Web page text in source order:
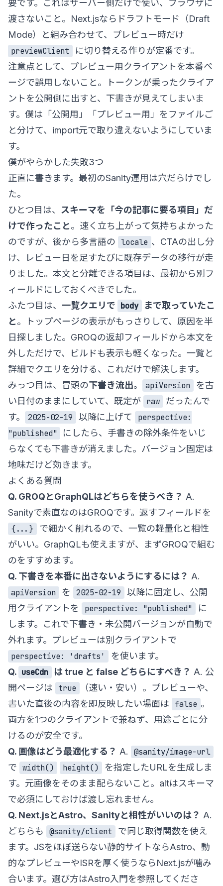
要です。これはサーバー側だけで使い、ブラウザに
渡さないこと。Next.jsならドラフトモード（Draft
Mode）と組み合わせて、プレビュー時だけ
previewClient
に切り替える作りが定番です。
注意点として、プレビュー用クライアントを本番ペ
ージで誤用しないこと。トークンが乗ったクライア
ントを公開側に出すと、下書きが見えてしまいま
す。僕は「公開用」「プレビュー用」をファイルご
と分けて、import元で取り違えないようにしていま
す。
僕がやらかした失敗3つ
正直に書きます。最初のSanity運用は穴だらけでし
た。
ひとつ目は、 スキーマを「今の記事に要る項目」だ
けで作ったこと。速く立ち上がって気持ちよかった
のですが、後から多言語の locale 、CTAの出し分
け、レビュー日を足すたびに既存データの移行が走
りました。本文と分離できる項目は、最初から別フ
ィールドにしておくべきでした。
ふたつ目は、 一覧クエリで body
まで取っていたこ
と。トップページの表示がもっさりして、原因を半
日探しました。GROQの返却フィールドから本文を
外しただけで、ビルドも表示も軽くなった。一覧と
詳細でクエリを分ける、これだけで解決します。
みっつ目は、冒頭の下書き流出。 apiVersion
を古
い日付のままにしていて、既定が raw
だったんで
す。
2025-02-19 以降に上げて
perspective:
"published"
にしたら、手書きの除外条件をいじ
らなくても下書きが消えました。バージョン固定は
地味だけど効きます。
よくある質問
Q. GROQとGraphQLはどちらを使うべき？ A.
Sanityで素直なのはGROQです。返すフィールドを
{...}
で細かく削れるので、一覧の軽量化と相性
がいい。GraphQLも使えますが、まずGROQで組む
のをすすめます。
Q. 下書きを本番に出さないようにするには？ A.
apiVersion
を 2025-02-19
以降に固定し、公開
用クライアントを
perspective: "published"
に
します。これで下書き・未公開バージョンが自動で
外れます。プレビューは別クライアントで
perspective: 'drafts'
を使います。
Q. useCdn は true と false どちらにすべき？ A. 公
開ページは
true
（速い・安い）。プレビューや、
書いた直後の内容を即反映したい場面は
false 。
両方を1つのクライアントで兼ねず、用途ごとに分
けるのが安全です。
Q. 画像はどう最適化する？ A.
@sanity/image-url
で width() height()
を指定したURLを生成しま
す。元画像をそのまま配らないこと。altはスキーマ
で必須にしておけば渡し忘れません。
Q. Next.jsとAstro、Sanityと相性がいいのは？ A.
どちらも
@sanity/client
で同じ取得関数を使え
ます。JSをほぼ送らない静的サイトならAstro、動
的なプレビューやISRを厚く使うならNext.jsが噛み
合います。選び方はAstro入門を参照してくださ